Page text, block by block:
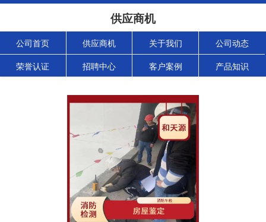
供应商机
公司首页 供应商机 关于我们 公司动态
荣誉认证 招聘中心 客户案例 产品知识